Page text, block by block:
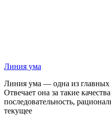
Линия ума
Линия ума — одна из главных
Отвечает она за такие
последовательность,
текущее